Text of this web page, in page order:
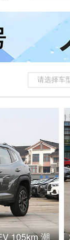
请选择车
105km 潮